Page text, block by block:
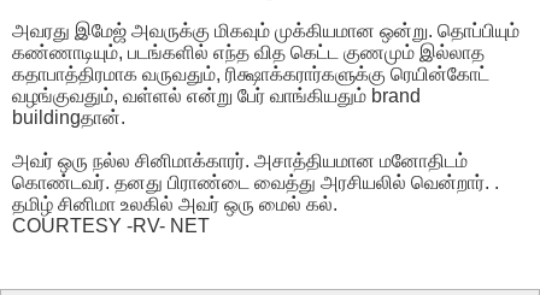
அவரது இமேஜ் அவருக்கு மிகவும் முக்கியமான ஒன்று. தொப்பியும்
கண்ணாடியும், படங்களில் எந்த வித கெட்ட குணமும் இல்லாத
கதாபாத்திரமாக வருவதும், ரிக்ஷாக்கரார்களுக்கு ரெயின்கோட்
வழங்குவதும், வள்ளல் என்று பேர் வாங்கியதும் brand
buildingதான்.
அவர் ஒரு நல்ல சினிமாக்காரர். அசாத்தியமான மனோதிடம்
கொண்டவர். தனது பிராண்டை வைத்து அரசியலில் வென்றார். .
தமிழ் சினிமா உலகில் அவர் ஒரு மைல் கல்.
COURTESY -RV- NET